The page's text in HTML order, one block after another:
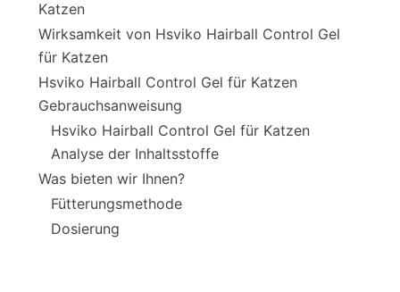
Katzen
Wirksamkeit von Hsviko Hairball Control Gel
für Katzen
Hsviko Hairball Control Gel für Katzen
Gebrauchsanweisung
Hsviko Hairball Control Gel für Katzen
Analyse der Inhaltsstoffe
Was bieten wir Ihnen?
Fütterungsmethode
Dosierung